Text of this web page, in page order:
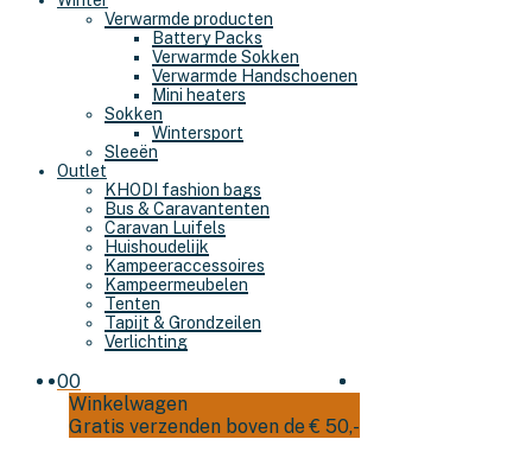
Verwarmde producten
Battery Packs
Verwarmde Sokken
Verwarmde Handschoenen
Mini heaters
Sokken
Wintersport
Sleeën
Outlet
KHODI fashion bags
Bus & Caravantenten
Caravan Luifels
Huishoudelijk
Kampeeraccessoires
Kampeermeubelen
Tenten
Tapijt & Grondzeilen
Verlichting
00
Winkelwagen
Gratis verzenden boven de € 50,-